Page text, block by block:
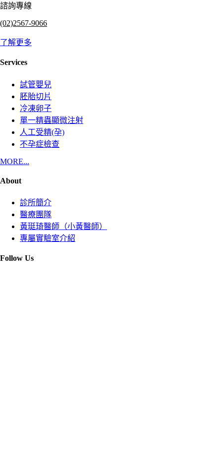
諮詢專線
(02)2567-9066
了解更多
Services
試管嬰兒
胚胎切片
冷凍卵子
單一精蟲顯微注射
人工受精(孕)
不孕症檢查
MORE...
About
診所簡介
醫療團隊
黃珽琦醫師（小黃醫師）
專屬實驗室介紹
Follow Us